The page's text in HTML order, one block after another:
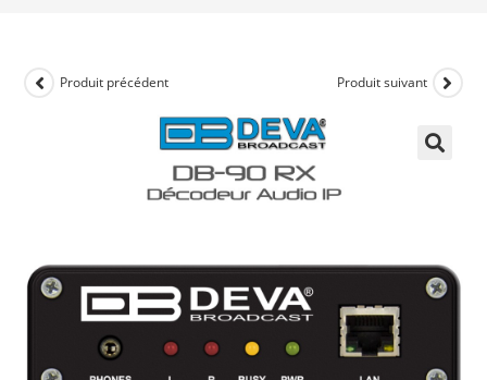
Produit précédent Produit suivant